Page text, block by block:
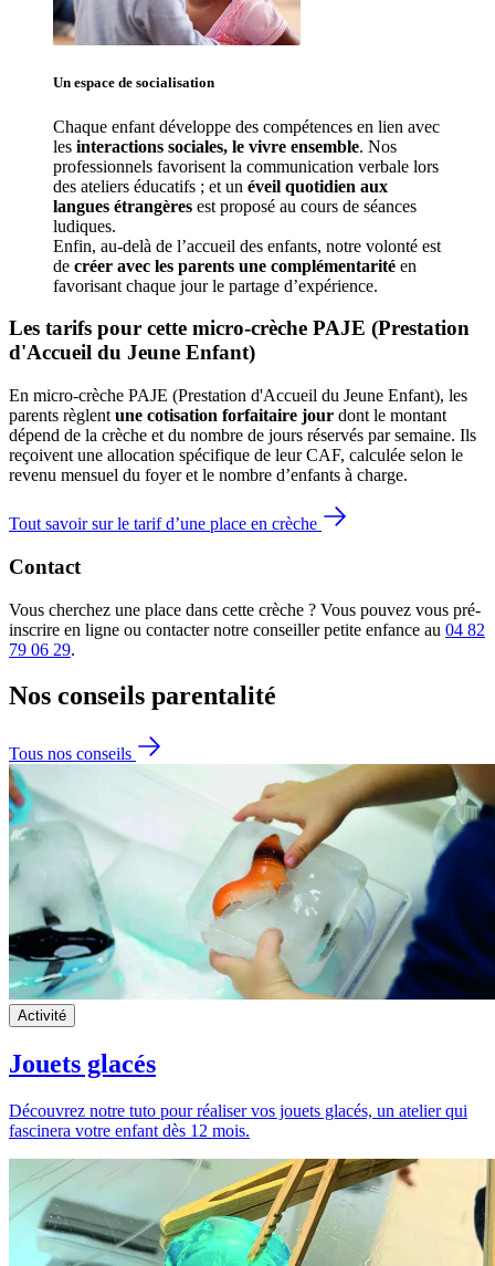
Un espace de socialisation
Chaque enfant développe des compétences en lien avec
les interactions sociales, le vivre ensemble. Nos
professionnels favorisent la communication verbale lors
des ateliers éducatifs ; et un éveil quotidien aux
langues étrangères est proposé au cours de séances
ludiques.
Enfin, au-delà de l’accueil des enfants, notre volonté est
de créer avec les parents une complémentarité en
favorisant chaque jour le partage d’expérience.
Les tarifs pour cette micro-crèche PAJE (Prestation
d'Accueil du Jeune Enfant)
En micro-crèche PAJE (Prestation d'Accueil du Jeune Enfant), les
parents règlent une cotisation forfaitaire jour dont le montant
dépend de la crèche et du nombre de jours réservés par semaine. Ils
reçoivent une allocation spécifique de leur CAF, calculée selon le
revenu mensuel du foyer et le nombre d’enfants à charge.
Tout savoir sur le tarif d’une place en crèche
Contact
Vous cherchez une place dans cette crèche ? Vous pouvez vous pré-
inscrire en ligne ou contacter notre conseiller petite enfance au 04 82
79 06 29.
Nos conseils parentalité
Tous nos conseils
Activité
Jouets glacés
Découvrez notre tuto pour réaliser vos jouets glacés, un atelier qui
fascinera votre enfant dès 12 mois.